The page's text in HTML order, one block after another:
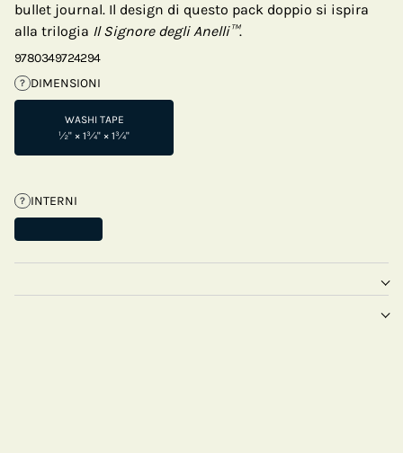
bullet journal. Il design di questo pack doppio si ispira
alla trilogia Il Signore degli Anelli™.
9780349724294
? DIMENSIONI
WASHI TAPE
½" × 1¾" × 1¾"
? INTERNI